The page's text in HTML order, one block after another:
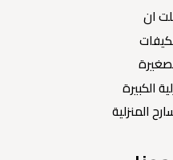
ان
الكبيرة
المنزلية